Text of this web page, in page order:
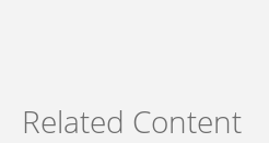
Related Content